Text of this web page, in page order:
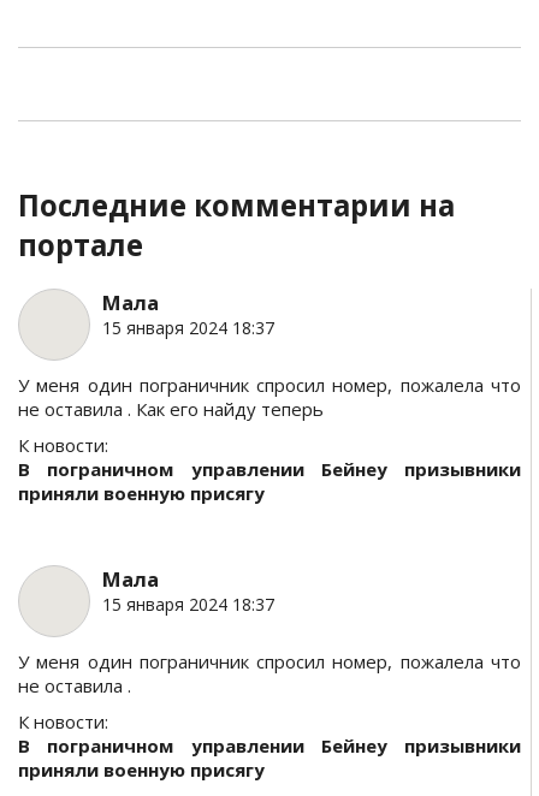
Последние комментарии на
портале
Мала
15 января 2024 18:37
У меня один пограничник спросил номер, пожалела что
не оставила . Как его найду теперь
К новости:
В пограничном управлении Бейнеу призывники
приняли военную присягу
Мала
15 января 2024 18:37
У меня один пограничник спросил номер, пожалела что
не оставила .
К новости:
В пограничном управлении Бейнеу призывники
приняли военную присягу